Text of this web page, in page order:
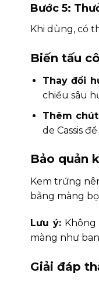
Bước 5:
Khi dùng, có
Biến tấu
Thay đổi
chiều sâu
Thêm
de Cassis
Bảo quản
Kem trứng
bằng màng
Lưu ý:Không
màng như
Giải đáp